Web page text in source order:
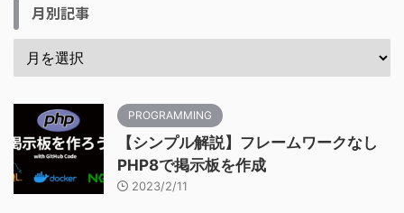
月別記事
PROGRAMMING
【シンプル解説】フレームワークなし
PHP8で掲示板を作成
2023/2/11